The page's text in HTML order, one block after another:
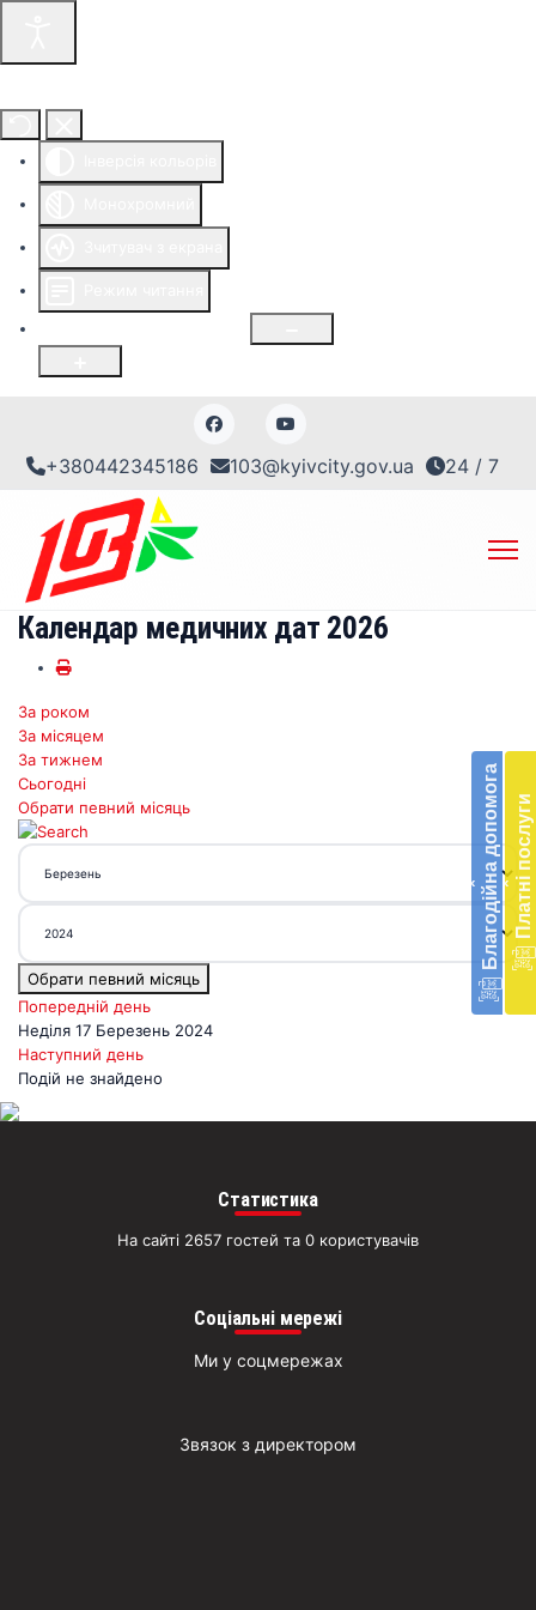
+380442345186 103@kyivcity.gov.ua 24 / 7
‹ Благодійна допомогав
‹ Платні послуги
Календар медичних дат 2026
За роком
За місяцем
За тижнем
Сьогодні
Обрати певний місяць
Обрати певний місяць
Попередній день
Неділя 17 Березень 2024
Наступний день
Подій не знайдено
Статистика
На сайті 2657 гостей та 0 користувачів
Соціальні мережі
Ми у соцмережах
Звязок з директором